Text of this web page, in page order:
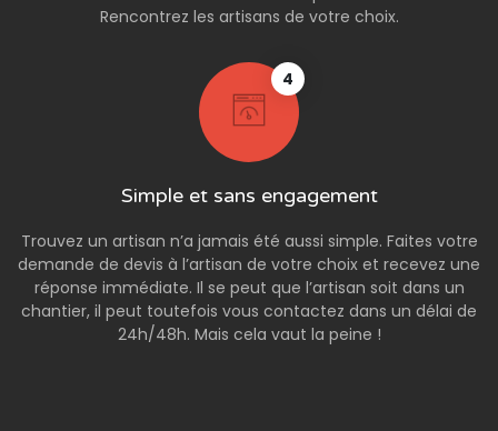
Rencontrez les artisans de votre choix.
4
Simple et sans engagement
Trouvez un artisan n’a jamais été aussi simple. Faites votre
demande de devis à l’artisan de votre choix et recevez une
réponse immédiate. Il se peut que l’artisan soit dans un
chantier, il peut toutefois vous contactez dans un délai de
24h/48h. Mais cela vaut la peine !